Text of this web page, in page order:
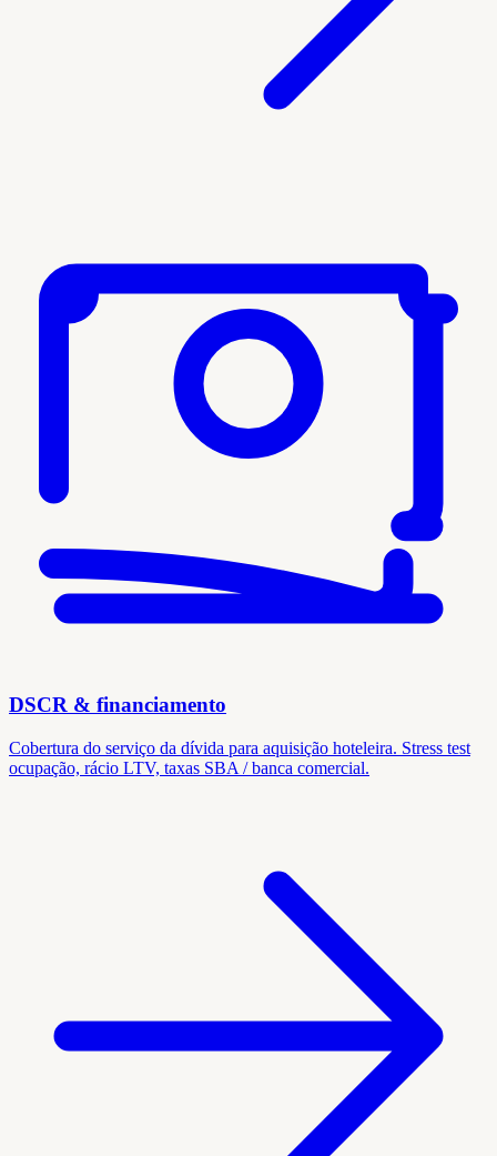
DSCR & financiamento
Cobertura do serviço da dívida para aquisição hoteleira. Stress test
ocupação, rácio LTV, taxas SBA / banca comercial.